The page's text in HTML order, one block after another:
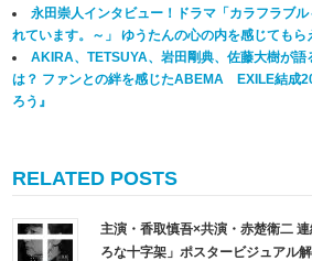
永田崇人インタビュー！ドラマ「カラフラブ
れています。～」 ゆうたんの心の内を感じてもら
AKIRA、TETSUYA、岩田剛典、佐藤大樹が語
は？ ファンとの絆を感じたABEMA EXILE結成
ろう』
RELATED POSTS
主演・香取慎吾×共演・赤楚衛二
ろな十字架」ポスタービジュアル